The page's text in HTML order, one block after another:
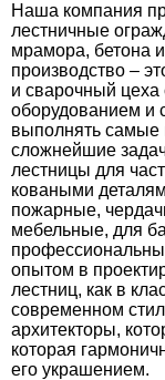
Наша компания
лестничные
мрамора, бетона
производство –
и сварочный
оборудованием и
выполнять самые
сложнейшие
лестницы для
коваными
пожарные,
мебельные, для
опытом в
лестниц, как в
современном
архитекторы,
которая
его украшением.